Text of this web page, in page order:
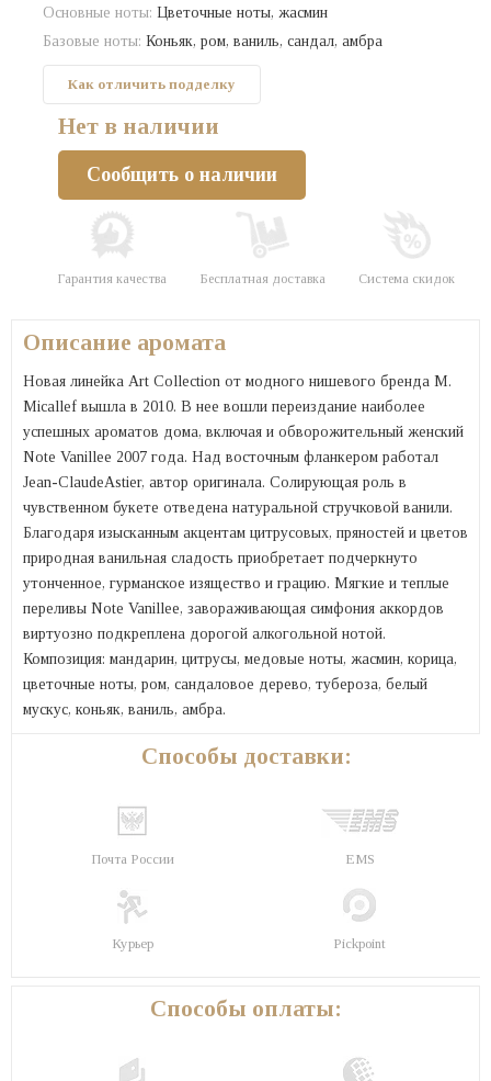
Как отличить подделку
Основные ноты: Цветочные ноты, жасмин
Базовые ноты: Коньяк, ром, ваниль, сандал, амбра
Нет в наличии
Сообщить о наличии
Гарантия качества Бесплатная доставка Система скидок
Описание аромата
Новая линейка Art Collection от модного нишевого бренда M.
Micallef вышла в 2010. В нее вошли переиздание наиболее
успешных ароматов дома, включая и обворожительный женский
Note Vanillee 2007 года. Над восточным фланкером работал
Jean-ClaudeAstier, автор оригинала. Солирующая роль в
чувственном букете отведена натуральной стручковой ванили.
Благодаря изысканным акцентам цитрусовых, пряностей и цветов
природная ванильная сладость приобретает подчеркнуто
утонченное, гурманское изящество и грацию. Мягкие и теплые
переливы Note Vanillee, завораживающая симфония аккордов
виртуозно подкреплена дорогой алкогольной нотой.
Композиция: мандарин, цитрусы, медовые ноты, жасмин, корица,
цветочные ноты, ром, сандаловое дерево, тубероза, белый
мускус, коньяк, ваниль, амбра.
Способы доставки:
Почта России EMS
Курьер Pickpoint
Способы оплаты: